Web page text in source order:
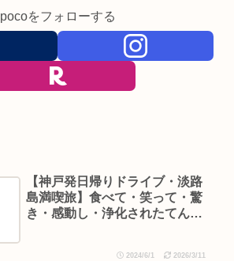
pocoをフォローする
【神戸発日帰りドライブ・淡路
島満喫旅】食べて・笑って・驚
き・感動し・浄化されたてんこ
2024/6/1 2026/3/11